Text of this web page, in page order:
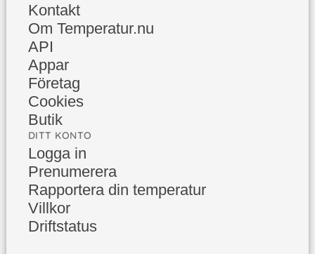
Kontakt
Om Temperatur.nu
API
Appar
Företag
Cookies
Butik
DITT KONTO
Logga in
Prenumerera
Rapportera din temperatur
Villkor
Driftstatus